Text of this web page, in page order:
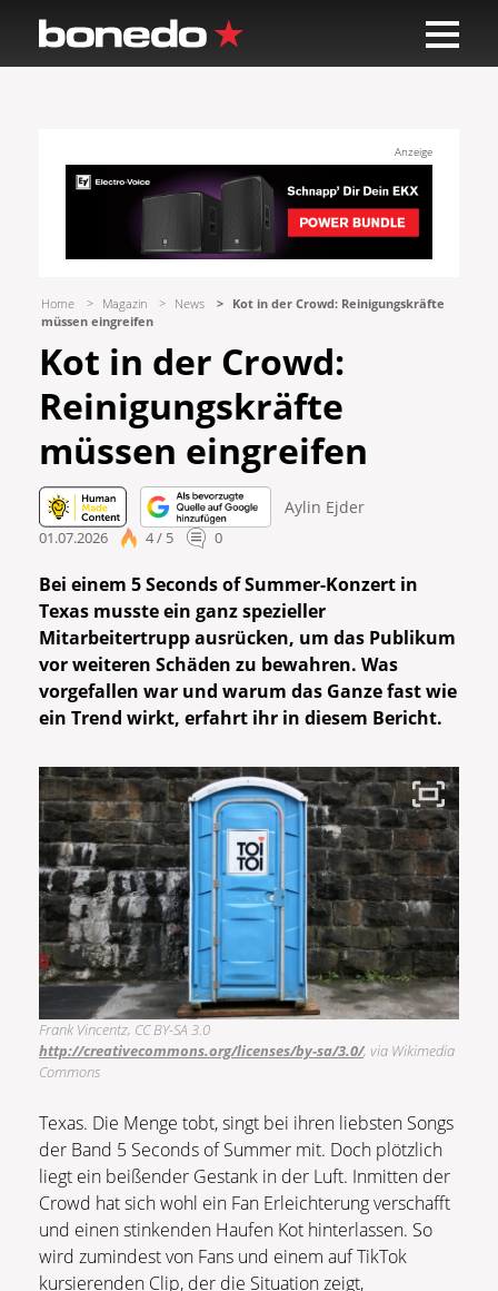
Anzeige
Home Magazin News
Kot in der Crowd: Reinigungskräfte
müssen eingreifen
Kot in der Crowd:
Reinigungskräfte
müssen eingreifen
Aylin Ejder
01.07.2026 4 / 5 0
Bei einem 5 Seconds of Summer-Konzert in
Texas musste ein ganz spezieller
Mitarbeitertrupp ausrücken, um das Publikum
vor weiteren Schäden zu bewahren. Was
vorgefallen war und warum das Ganze fast wie
ein Trend wirkt, erfahrt ihr in diesem Bericht.
Frank Vincentz, CC BY-SA 3.0
http://creativecommons.org/licenses/by-sa/3.0/, via Wikimedia
Commons
Texas. Die Menge tobt, singt bei ihren liebsten Songs
der Band 5 Seconds of Summer mit. Doch plötzlich
liegt ein beißender Gestank in der Luft. Inmitten der
Crowd hat sich wohl ein Fan Erleichterung verschafft
und einen stinkenden Haufen Kot hinterlassen. So
wird zumindest von Fans und einem auf TikTok
kursierenden Clip, der die Situation zeigt,